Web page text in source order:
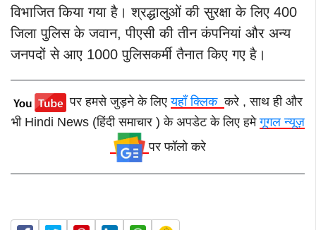
विभाजित किया गया है। श्रद्धालुओं की सुरक्षा के लिए 400
जिला पुलिस के जवान, पीएसी की तीन कंपनियां और अन्य
जनपदों से आए 1000 पुलिसकर्मी तैनात किए गए है।
पर हमसे जुड़ने के लिएयहाँ क्लिककरे , साथ ही और
भी Hindi News (हिंदी समाचार ) के अपडेट के लिए हमेगूगल न्यूज़
पर फॉलो करे